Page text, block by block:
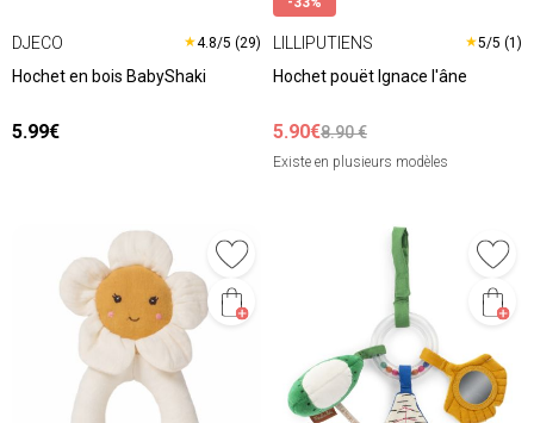
DJECO ★4.8/5 (29)
Hochet en bois BabyShaki
5.99€
LILLIPUTIENS ★5/5 (1)
Hochet pouët Ignace l'âne
5.90€8.90 €
Existe en plusieurs modèles